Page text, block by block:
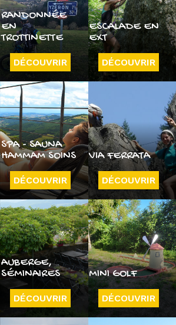
RANDONNÉE
EN
TROTTINETTE
DÉCOUVRIR
ESCALADE EN
EXT
DÉCOUVRIR
SPA - SAUNA
HAMMAM SOINS
DÉCOUVRIR
VIA FERRATA
DÉCOUVRIR
AUBERGE,
SÉMINAIRES
DÉCOUVRIR
MINI GOLF
DÉCOUVRIR